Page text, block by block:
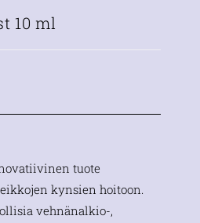
10 ml
tuote
kynsien hoitoon.
vehnänalkio-,